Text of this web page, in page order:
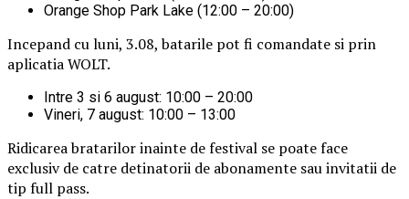
Orange Shop Park Lake (12:00 – 20:00)
Incepand cu luni, 3.08, batarile pot fi comandate si prin
aplicatia WOLT.
Intre 3 si 6 august: 10:00 – 20:00
Vineri, 7 august: 10:00 – 13:00
Ridicarea bratarilor inainte de festival se poate face
exclusiv de catre detinatorii de abonamente sau invitatii de
tip full pass.